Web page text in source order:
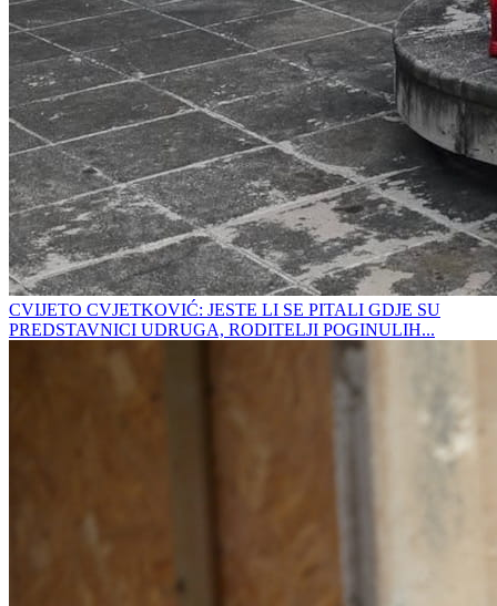
CVIJETO CVJETKOVIĆ: JESTE LI SE PITALI GDJE SU
PREDSTAVNICI UDRUGA, RODITELJI POGINULIH...